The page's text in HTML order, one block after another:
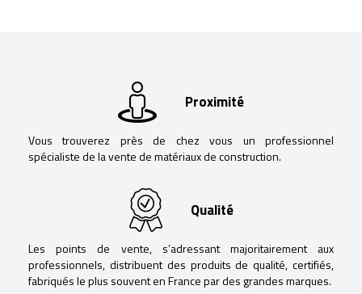
Proximité
Vous trouverez près de chez vous un professionnel
spécialiste de la vente de matériaux de construction.
Qualité
Les points de vente, s’adressant majoritairement aux
professionnels, distribuent des produits de qualité, certifiés,
fabriqués le plus souvent en France par des grandes marques.